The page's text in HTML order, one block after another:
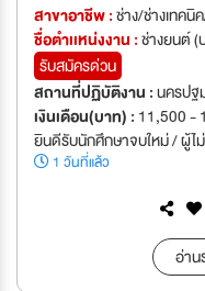
สาขาอาชีพ :ช่าง/ช่างเทคนิ
ชื่อตำเเหน่งงาน :ช่างยนต์
รับสมัครด่วน
สถานที่ปฏิบัติงาน :นครป
เงินเดือน(บาท) : 11,500 -
ยินดีรับนักศึกษาจบใหม่ / ผู้
1 วันที่แล้ว
อ่าน